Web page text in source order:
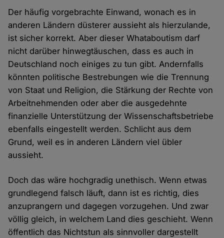
Der häufig vorgebrachte Einwand, wonach es in
anderen Ländern düsterer aussieht als hierzulande,
ist sicher korrekt. Aber dieser Whataboutism darf
nicht darüber hinwegtäuschen, dass es auch in
Deutschland noch einiges zu tun gibt. Andernfalls
könnten politische Bestrebungen wie die Trennung
von Staat und Religion, die Stärkung der Rechte von
Arbeitnehmenden oder aber die ausgedehnte
finanzielle Unterstützung der Wissenschaftsbetriebe
ebenfalls eingestellt werden. Schlicht aus dem
Grund, weil es in anderen Ländern viel übler
aussieht.
Doch das wäre hochgradig unethisch. Wenn etwas
grundlegend falsch läuft, dann ist es richtig, dies
anzuprangern und dagegen vorzugehen. Und zwar
völlig gleich, in welchem Land dies geschieht. Wenn
öffentlich das Nichtstun als sinnvoller dargestellt